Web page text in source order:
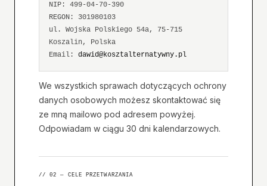
NIP: 499-04-70-390
REGON: 301980103
ul. Wojska Polskiego 54a, 75-715
Koszalin, Polska
Email:
dawid@kosztalternatywny.pl
We wszystkich sprawach dotyczących ochrony
danych osobowych możesz skontaktować się
ze mną mailowo pod adresem powyżej.
Odpowiadam w ciągu 30 dni kalendarzowych.
// 02 — CELE PRZETWARZANIA